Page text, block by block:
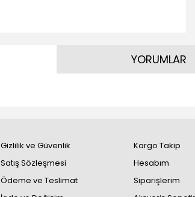
YORUMLAR
Gizlilik ve Güvenlik
Satış Sözleşmesi
Ödeme ve Teslimat
Kargo Takip
Hesabım
Siparişlerim